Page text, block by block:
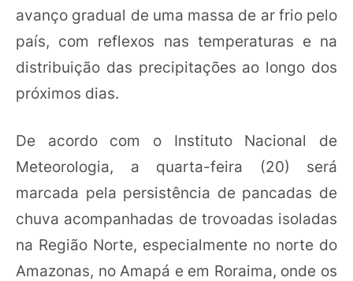
avanço gradual de uma massa de ar frio pelo
país, com reflexos nas temperaturas e na
distribuição das precipitações ao longo dos
próximos dias.
De acordo com o Instituto Nacional de
Meteorologia, a quarta-feira (20) será
marcada pela persistência de pancadas de
chuva acompanhadas de trovoadas isoladas
na Região Norte, especialmente no norte do
Amazonas, no Amapá e em Roraima, onde os